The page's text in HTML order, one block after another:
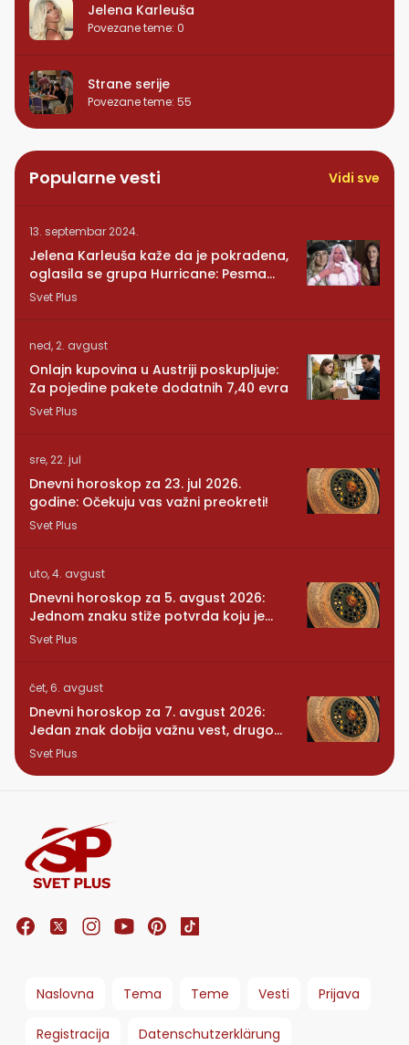
Jelena Karleuša
Povezane teme: 0
Strane serije
Povezane teme: 55
Popularne vesti Vidi sve
13. septembar 2024.
Jelena Karleuša kaže da je pokradena,
oglasila se grupa Hurricane: Pesma
RUNDE je naša!
Svet Plus
ned, 2. avgust
Onlajn kupovina u Austriji poskupljuje:
Za pojedine pakete dodatnih 7,40 evra
Svet Plus
sre, 22. jul
Dnevni horoskop za 23. jul 2026.
godine: Očekuju vas važni preokreti!
Svet Plus
uto, 4. avgust
Dnevni horoskop za 5. avgust 2026:
Jednom znaku stiže potvrda koju je
dugo čekao
Svet Plus
čet, 6. avgust
Dnevni horoskop za 7. avgust 2026:
Jedan znak dobija važnu vest, drugom
se vraća osoba iz prošlosti
Svet Plus
Naslovna Tema Teme Vesti Prijava
Registracija Datenschutzerklärung